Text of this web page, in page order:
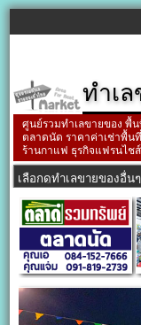
ทำเ
ศูนย์รวมทำเลขายของ พื้
ตลาดนัด ราคาค่าเช่าพื้น
ร้านกาแฟ ธุรกิจแฟรนไชส์